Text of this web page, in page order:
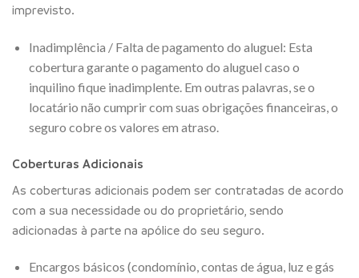
imprevisto.
Inadimplência / Falta de pagamento do aluguel: Esta
cobertura garante o pagamento do aluguel caso o
inquilino fique inadimplente. Em outras palavras, se o
locatário não cumprir com suas obrigações financeiras, o
seguro cobre os valores em atraso.
Coberturas Adicionais
As coberturas adicionais podem ser contratadas de acordo
com a sua necessidade ou do proprietário, sendo
adicionadas à parte na apólice do seu seguro.
Encargos básicos (condomínio, contas de água, luz e gás